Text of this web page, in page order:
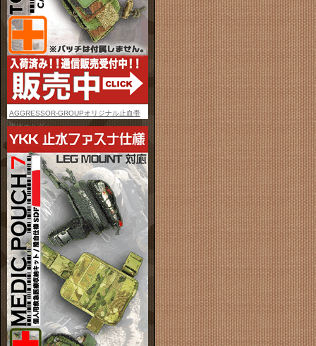
AGGRESSOR-GROUPオリジナル止血帯
単体ホルダー